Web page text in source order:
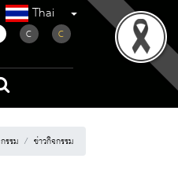
Thai
C C
รรม ข่าวกิจกรรม